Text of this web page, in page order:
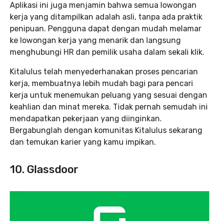
Aplikasi ini juga menjamin bahwa semua lowongan
kerja yang ditampilkan adalah asli, tanpa ada praktik
penipuan. Pengguna dapat dengan mudah melamar
ke lowongan kerja yang menarik dan langsung
menghubungi HR dan pemilik usaha dalam sekali klik.
Kitalulus telah menyederhanakan proses pencarian
kerja, membuatnya lebih mudah bagi para pencari
kerja untuk menemukan peluang yang sesuai dengan
keahlian dan minat mereka. Tidak pernah semudah ini
mendapatkan pekerjaan yang diinginkan.
Bergabunglah dengan komunitas Kitalulus sekarang
dan temukan karier yang kamu impikan.
10. Glassdoor